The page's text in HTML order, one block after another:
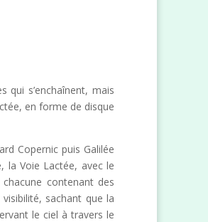
s’enchaînent, mais
en forme de disque
Copernic puis Galilée
la Voie Lactée, avec le
contenant des
sachant que la
le ciel à travers le